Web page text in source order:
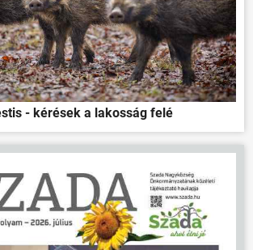
ÖNKORMÁNYZAT
ÜGYINTÉZÉS
KÖZÖSSÉG
HÍREK
VÁLASZTÁSOK
- kérések a lakosság felé